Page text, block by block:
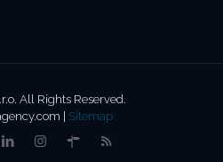
All Rights Reserved.
| Sitemap